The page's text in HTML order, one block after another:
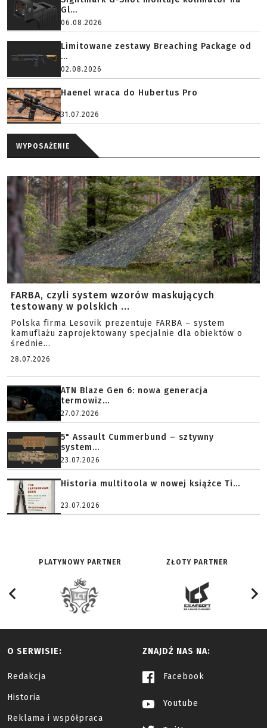
Gl...
06.08.2026
Limitowane zestawy Breaching Package od
...
02.08.2026
Haenel wraca do Hubertus Pro
31.07.2026
WYPOSAŻENIE
FARBA, czyli system wzorów maskujących
testowany w polskich ...
Polska firma Lesovik prezentuje FARBA – system
kamuflażu zaprojektowany specjalnie dla obiektów o
średnie...
28.07.2026
ATN Blaze Gen 6: nowa generacja
termowiz...
27.07.2026
5" Assault Cummerbund – sztywny
system...
23.07.2026
Historia multitoola w nowej książce Ti...
23.07.2026
PLATYNOWY PARTNER ZŁOTY PARTNER
O SERWISIE:
Redakcja
Historia
Reklama i współpraca
ZNAJDŹ NAS NA:
Facebook
Youtube